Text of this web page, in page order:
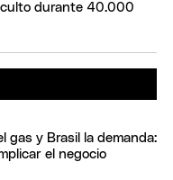
durante 40.000
gas y Brasil la demanda:
el negocio